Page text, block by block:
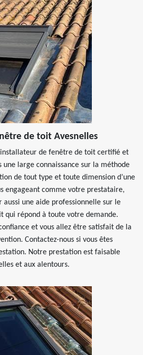
de toit Avesnelles
installateur de fenêtre de toit certifié et
une large connaissance sur la méthode
de tout type et toute dimension d’une
engageant comme votre prestataire,
aussi une aide professionnelle sur le
qui répond à toute votre demande.
et vous allez être satisfait de la
Contactez-nous si vous êtes
Notre prestation est faisable
et aux alentours.